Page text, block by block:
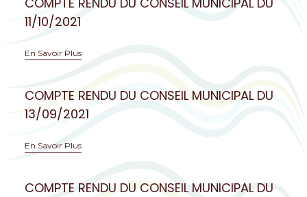
11/10/2021
En Savoir Plus
COMPTE RENDU DU CONSEIL MUNICIPAL DU
13/09/2021
En Savoir Plus
COMPTE RENDU DU CONSEIL MUNICIPAL DU